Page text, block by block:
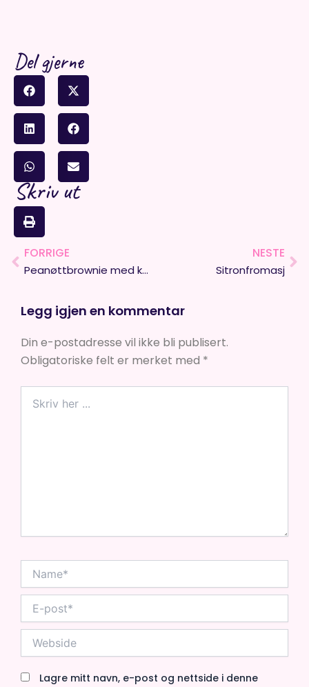
Del gjerne
Skriv ut
Prev
FORRIGE
Peanøttbrownie med karamellsaus
NESTE
Sitronfromasj
Legg igjen en kommentar
Din e-postadresse vil ikke bli publisert.
Obligatoriske felt er merket med *
her
Name*
post*
Webside
Lagre mitt navn, e-post og nettside i denne